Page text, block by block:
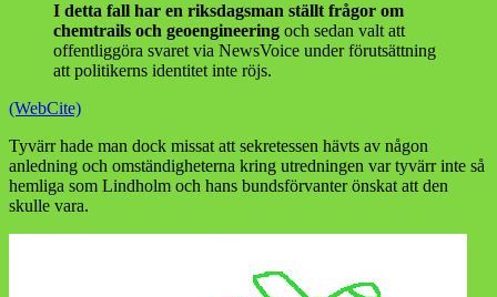
I detta fall har en riksdagsman ställt frågor om
chemtrails och geoengineering och sedan valt att
offentliggöra svaret via NewsVoice under förutsättning
att politikerns identitet inte röjs.
(WebCite)
Tyvärr hade man dock missat att sekretessen hävts av någon
anledning och omständigheterna kring utredningen var tyvärr inte så
hemliga som Lindholm och hans bundsförvanter önskat att den
skulle vara.